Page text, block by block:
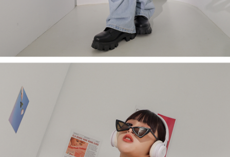
https://oppay.tw/userRule" target="_blank" class="link revert-
style">https://oppay.tw/userRule
【Panduan Penggunaan Pembayaran Ansuran Gogo】
1. Perkhidmatan ini disediakan oleh Taiwan Mobile, pengguna telefon
mudah alih boleh segera menggunakan tanpa perlu memohon lagi.
pesanan ditubuhkan, akan secara automatik dialihkan ke proses
transaksi Gogo, selepas pengesahan nombor telefon, pilih bilangan
ansuran yang diingini, tarikh akhir pembayaran, dan setelah
mengesahkan pembayaran, transaksi akan selesai.
3. Jumlah kelulusan sebenar, bilangan ansuran dan jumlah bayaran
adalah berdasarkan halaman pengesahan transaksi seterusnya.
4. Dalam masa 30 minit selepas pesanan ditubuhkan, jika tidak pergi
untuk mengesahkan transaksi atau jika tidak lulus semakan, pesanan
20% setahun akan dikenakan. Pengguna bawah umur dikehendaki
mendapatkan kebenaran daripada ibu bapa atau penjaga yang sah
untuk menggunakan AFTEE.
Sila hubungi NP Taiwan Inc. di cs_tw@netprotections.co.jp
mempunyai sebarang kebimbangan mengenai pemprosesan dan
penggunaan pada data peribadi. Jika anda tidak bersetuju dengan data